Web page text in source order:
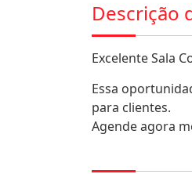
Descrição
Excelente Sala
Essa
para clientes.
Agende agora